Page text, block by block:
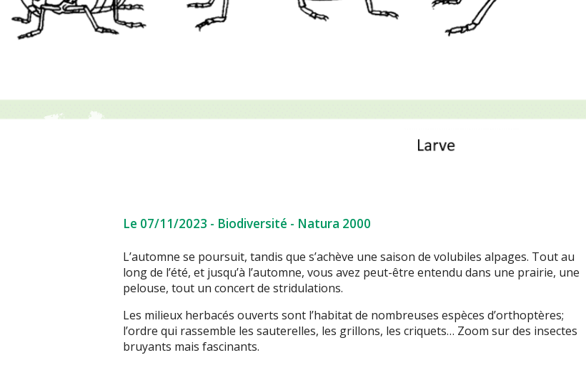
Le 07/11/2023 - Biodiversité - Natura 2000
L’automne se poursuit, tandis que s’achève une saison de volubiles alpages. Tout au
long de l’été, et jusqu’à l’automne, vous avez peut-être entendu dans une prairie, une
pelouse, tout un concert de stridulations.
Les milieux herbacés ouverts sont l’habitat de nombreuses espèces d’orthoptères;
l’ordre qui rassemble les sauterelles, les grillons, les criquets… Zoom sur des insectes
bruyants mais fascinants.